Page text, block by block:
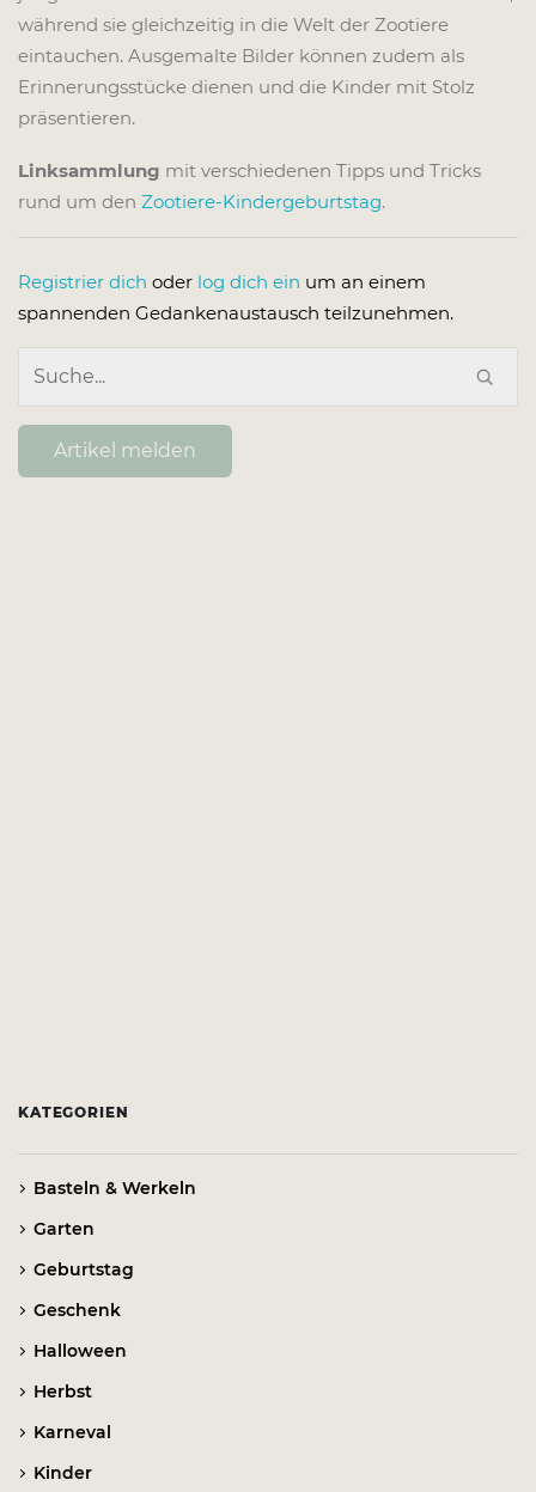
während sie gleichzeitig in die Welt der Zootiere
eintauchen. Ausgemalte Bilder können zudem als
Erinnerungsstücke dienen und die Kinder mit Stolz
präsentieren.
Linksammlung mit verschiedenen Tipps und Tricks
rund um den Zootiere-Kindergeburtstag.
Registrier dich oder log dich ein um an einem
spannenden Gedankenaustausch teilzunehmen.
Artikel melden
KATEGORIEN
Basteln & Werkeln
Garten
Geburtstag
Geschenk
Halloween
Herbst
Karneval
Kinder